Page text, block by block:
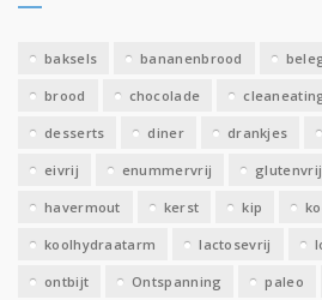
v
baksels bananenbrood
brood chocolade
desserts diner drankjes
eivrij enummervrij glutenvrij
havermout kerst kip
koolhydraatarm lactosevrij
ontbijt Ontspanning paleo